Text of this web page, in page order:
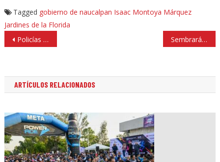
Tagged gobierno de naucalpan Isaac Montoya Márquez
Jardines de la Florida
Navegación
de
Policías de Atizapán de Zaragoza reciben estímulos de alcalde Pedro Rodríguez Sembrarán 30 mil árboles en Huixquilucan
ARTÍCULOS RELACIONADOS